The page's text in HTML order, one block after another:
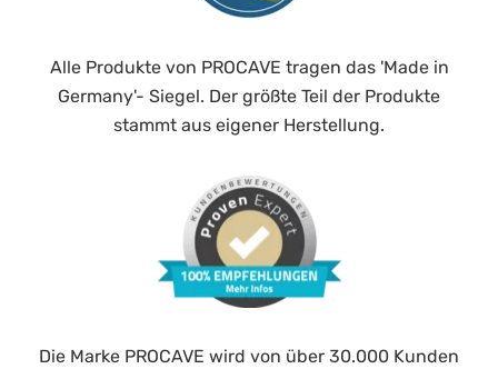
Alle Produkte von PROCAVE tragen das 'Made in
Germany'- Siegel. Der größte Teil der Produkte
stammt aus eigener Herstellung.
Die Marke PROCAVE wird von über 30.000 Kunden